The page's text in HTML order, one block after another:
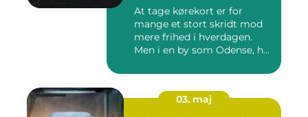
At tage kørekort er for
mange et stort skridt mod
mere frihed i hverdagen.
Men i en by som Odense, h...
03. maj